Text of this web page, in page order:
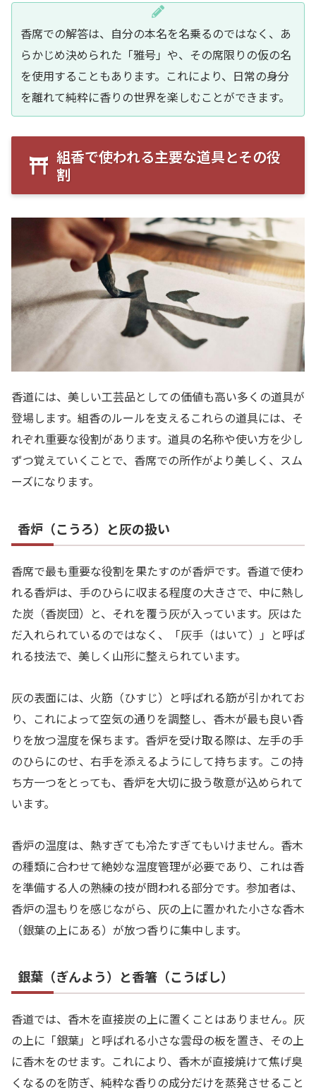
香席での解答は、自分の本名を名乗るのではなく、あ
らかじめ決められた「雅号」や、その席限りの仮の名
を使用することもあります。これにより、日常の身分
を離れて純粋に香りの世界を楽しむことができます。
組香で使われる主要な道具とその役
割
香道には、美しい工芸品としての価値も高い多くの道具が
登場します。組香のルールを支えるこれらの道具には、そ
れぞれ重要な役割があります。道具の名称や使い方を少し
ずつ覚えていくことで、香席での所作がより美しく、スム
ーズになります。
香炉（こうろ）と灰の扱い
香席で最も重要な役割を果たすのが香炉です。香道で使わ
れる香炉は、手のひらに収まる程度の大きさで、中に熱し
た炭（香炭団）と、それを覆う灰が入っています。灰はた
だ入れられているのではなく、「灰手（はいて）」と呼ば
れる技法で、美しく山形に整えられています。
灰の表面には、火筋（ひすじ）と呼ばれる筋が引かれてお
り、これによって空気の通りを調整し、香木が最も良い香
りを放つ温度を保ちます。香炉を受け取る際は、左手の手
のひらにのせ、右手を添えるようにして持ちます。この持
ち方一つをとっても、香炉を大切に扱う敬意が込められて
います。
香炉の温度は、熱すぎても冷たすぎてもいけません。香木
の種類に合わせて絶妙な温度管理が必要であり、これは香
を準備する人の熟練の技が問われる部分です。参加者は、
香炉の温もりを感じながら、灰の上に置かれた小さな香木
（銀葉の上にある）が放つ香りに集中します。
銀葉（ぎんよう）と香箸（こうばし）
香道では、香木を直接炭の上に置くことはありません。灰
の上に「銀葉」と呼ばれる小さな雲母の板を置き、その上
に香木をのせます。これにより、香木が直接焼けて焦げ臭
くなるのを防ぎ、純粋な香りの成分だけを蒸発させること